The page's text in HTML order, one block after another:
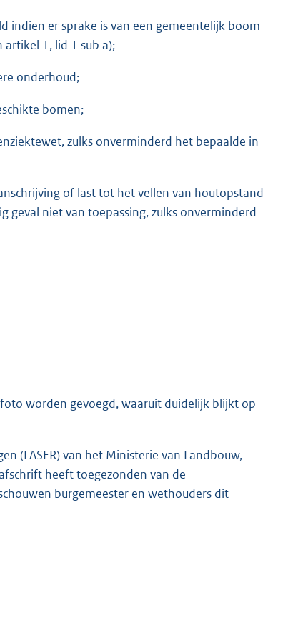
indien er sprake is van een gemeentelijk boom
1, lid 1 sub a);
onderhoud;
bomen;
zulks onverminderd het bepaalde in
of last tot het vellen van houtopstand
geval niet van toepassing, zulks onverminderd
worden gevoegd, waaruit duidelijk blijkt op
(LASER) van het Ministerie van Landbouw,
heeft toegezonden van de
burgemeester en wethouders dit